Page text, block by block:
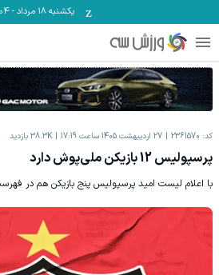
یکشنبه ۱۸ مرداد -
کد: 2361570 27 اردیبهشت 1405 ساعت 17:19 38.3K بازدید
پرسپولیس 12 بازیکن ملی‌پوش دارد
با اعلام لیست امید پرسپولیس پنج بازیکن هم در